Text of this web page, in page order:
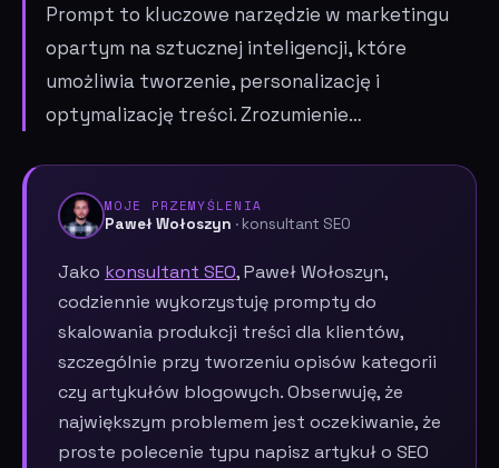
Prompt to kluczowe narzędzie w marketingu
opartym na sztucznej inteligencji, które
umożliwia tworzenie, personalizację i
optymalizację treści. Zrozumienie…
MOJE PRZEMYŚLENIA
Paweł Wołoszyn · konsultant SEO
Jako konsultant SEO, Paweł Wołoszyn,
codziennie wykorzystuję prompty do
skalowania produkcji treści dla klientów,
szczególnie przy tworzeniu opisów kategorii
czy artykułów blogowych. Obserwuję, że
największym problemem jest oczekiwanie, że
proste polecenie typu napisz artykuł o SEO